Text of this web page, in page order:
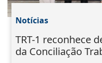
Notícias
TRT-1 reconhece
da Conciliação